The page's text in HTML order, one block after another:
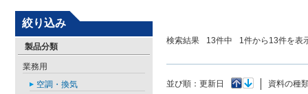
検索結果 13件中 1件から 13件を表
並び順： 更新日 資料の種
絞り込み
製品分類
業務用
空調・換気